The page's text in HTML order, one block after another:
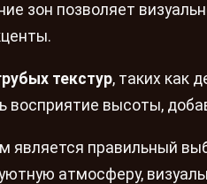
зон позволяет
текстур, таких как
восприятие высоты,
является правильный
атмосферу,